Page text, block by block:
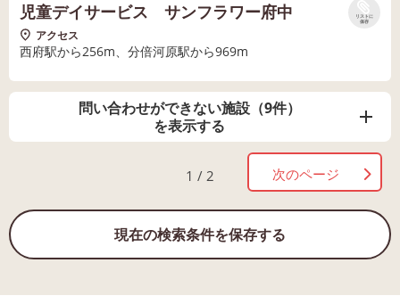
リストに
保存
児童デイサービス サンフラワー府中
アクセス
西府駅から256m、分倍河原駅から969m
問い合わせができない施設（9件）
を表示する
1 / 2 次のページ
現在の検索条件を保存する